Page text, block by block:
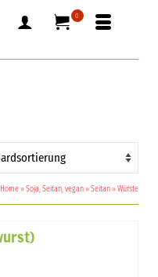
0
Home »Soja, Seitan, vegan »Seitan »Würste